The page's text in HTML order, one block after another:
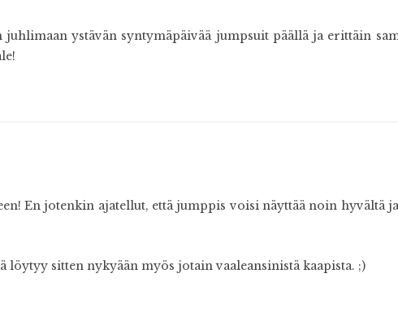
ystävän syntymäpäivää jumpsuit päällä ja erittäin
En jotenkin ajatellut, että jumppis voisi näyttää noin hyvältä
löytyy sitten nykyään myös jotain vaaleansinistä kaapista. ;)